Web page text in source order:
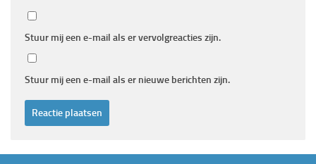
Stuur mij een e-mail als er vervolgreacties zijn.
Stuur mij een e-mail als er nieuwe berichten zijn.